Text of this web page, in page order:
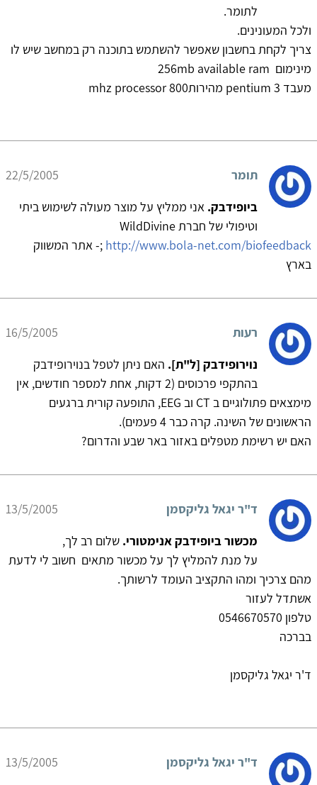
לתומר.
ולכל המעונינים.
צריך לקחת בחשבון שאפשר להשתמש בתוכנה רק במחשב שיש לו
מינימום 256mb available ram
מעבד pentium 3 מהירות800 mhz processor
תומר
22/5/2005
ביופידבק. אני ממליץ על מוצר מעולה לשימוש ביתי
וטיפולי של חברת WildDivine
http://www.bola-net.com/biofeedback ;- אתר המשווק
בארץ
רעות
16/5/2005
נוירופידבק [ל"ת]. האם ניתן לטפל בנוירופידבק
בהתקפי פרכוסים (2 דקות, אחת למספר חודשים, אין
מימצאים פתולוגיים ב CT וב EEG, התופעה קורית ברגעים
הראשונים של השינה. קרה כבר 4 פעמים).
האם יש רשימת מטפלים באזור באר שבע והדרום?
ד"ר יגאל גליקסמן
13/5/2005
מכשור ביופידבק אנימטורי. שלום רב לך,
על מנת להמליץ לך על מכשור מתאים חשוב לי לדעת
מהם צרכיך ומהו התקציב העומד לרשותך.
אשתדל לעזור
טלפון 0546670570
בברכה
ד'ר יגאל גליקסמן
ד"ר יגאל גליקסמן
13/5/2005